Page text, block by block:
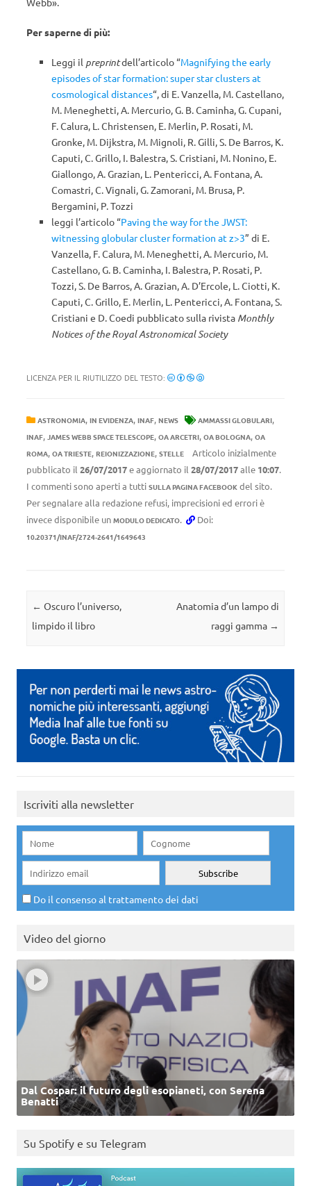
Per saperne di più:
Leggi il preprintdell’articolo “Magnifying the early
episodes of star formation: super star clusters at
cosmological distances“, di E. Vanzella, M. Castellano,
M. Meneghetti, A. Mercurio, G. B. Caminha, G. Cupani,
F. Calura, L. Christensen, E. Merlin, P. Rosati, M.
Gronke, M. Dijkstra, M. Mignoli, R. Gilli, S. De Barros, K.
Caputi, C. Grillo, I. Balestra, S. Cristiani, M. Nonino, E.
Giallongo, A. Grazian, L. Pentericci, A. Fontana, A.
Comastri, C. Vignali, G. Zamorani, M. Brusa, P.
Bergamini, P. Tozzi
leggi l’articolo “Paving the way for the JWST:
witnessing globular cluster formation at z>3” di E.
Vanzella, F. Calura, M. Meneghetti, A. Mercurio, M.
Castellano, G. B. Caminha, I. Balestra, P. Rosati, P.
Tozzi, S. De Barros, A. Grazian, A. D’Ercole, L. Ciotti, K.
Caputi, C. Grillo, E. Merlin, L. Pentericci, A. Fontana, S.
Cristiani e D. Coedi pubblicato sulla rivista Monthly
Notices of the Royal Astronomical Society
LICENZA PER IL RIUTILIZZO DEL TESTO:
ASTRONOMIA, IN EVIDENZA, INAF, NEWS AMMASSI GLOBULARI,
INAF, JAMES WEBB SPACE TELESCOPE, OA ARCETRI, OA BOLOGNA, OA
ROMA, OA TRIESTE, REIONIZZAZIONE, STELLE
Articolo inizialmente
pubblicato il 26/07/2017e aggiornato il 28/07/2017alle 10:07.
I commenti sono aperti a tutti SULLA PAGINA FACEBOOK del sito.
Per segnalare alla redazione refusi, imprecisioni ed errori è
invece disponibile un MODULO DEDICATO. Doi:
10.20371/INAF/2724-2641/1649643
Navigazione articolo
← Oscuro l’universo,
limpido il libro
Anatomia d’un lampo di
raggi gamma →
Iscriviti alla newsletter
Do il consenso al trattamento dei dati
Video del giorno
Dal Cospar: il futuro degli esopianeti, con Serena
Benatti
Su Spotify e su Telegram